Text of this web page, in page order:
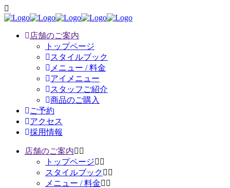
店舗のご案内
トップページ
スタイルブック
メニュー / 料金
アイメニュー
スタッフご紹介
商品のご購入
ご予約
アクセス
採用情報
店舗のご案内
トップページ
スタイルブック
メニュー / 料金